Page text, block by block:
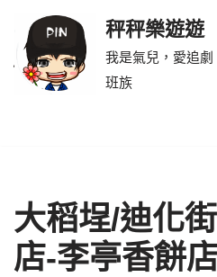
Skip
to
秤秤樂遊遊
我是氣兒，愛追
班族
大稻埕/迪化
店-李亭香餅